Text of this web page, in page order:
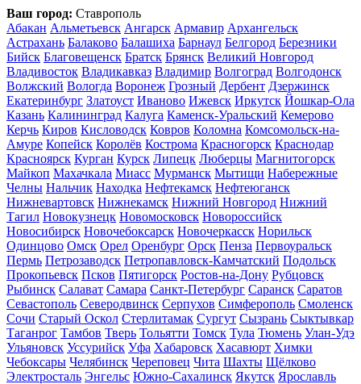
Ваш город: Ставрополь
Абакан Альметьевск Ангарск Армавир Архангельск
Астрахань Балаково Балашиха Барнаул Белгород Березники
Бийск Благовещенск Братск Брянск Великий Новгород
Владивосток Владикавказ Владимир Волгоград Волгодонск
Волжский Вологда Воронеж Грозный Дербент Дзержинск
Екатеринбург Златоуст Иваново Ижевск Иркутск Йошкар-Ола
Казань Калининград Калуга Каменск-Уральский Кемерово
Керчь Киров Кисловодск Ковров Коломна Комсомольск-на-
Амуре Копейск Королёв Кострома Красногорск Краснодар
Красноярск Курган Курск Липецк Люберцы Магнитогорск
Майкоп Махачкала Миасс Мурманск Мытищи Набережные
Челны Нальчик Находка Нефтекамск Нефтеюганск
Нижневартовск Нижнекамск Нижний Новгород Нижний
Тагил Новокузнецк Новомосковск Новороссийск
Новосибирск Новочебоксарск Новочеркасск Норильск
Одинцово Омск Орел Оренбург Орск Пенза Первоуральск
Пермь Петрозаводск Петропавловск-Камчатский Подольск
Прокопьевск Псков Пятигорск Ростов-на-Дону Рубцовск
Рыбинск Салават Самара Санкт-Петербург Саранск Саратов
Севастополь Северодвинск Серпухов Симферополь Смоленск
Сочи Старый Оскол Стерлитамак Сургут Сызрань Сыктывкар
Таганрог Тамбов Тверь Тольятти Томск Тула Тюмень Улан-Удэ
Ульяновск Уссурийск Уфа Хабаровск Хасавюрт Химки
Чебоксары Челябинск Череповец Чита Шахты Щёлково
Электросталь Энгельс Южно-Сахалинск Якутск Ярославль